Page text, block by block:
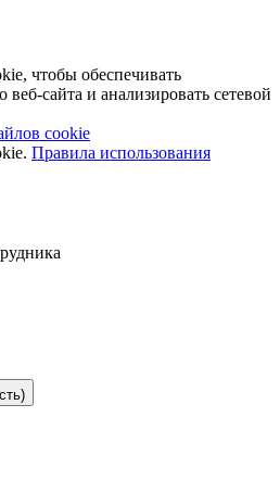
чтобы обеспечивать
сайта и анализировать сетевой
cookie
Правила использования